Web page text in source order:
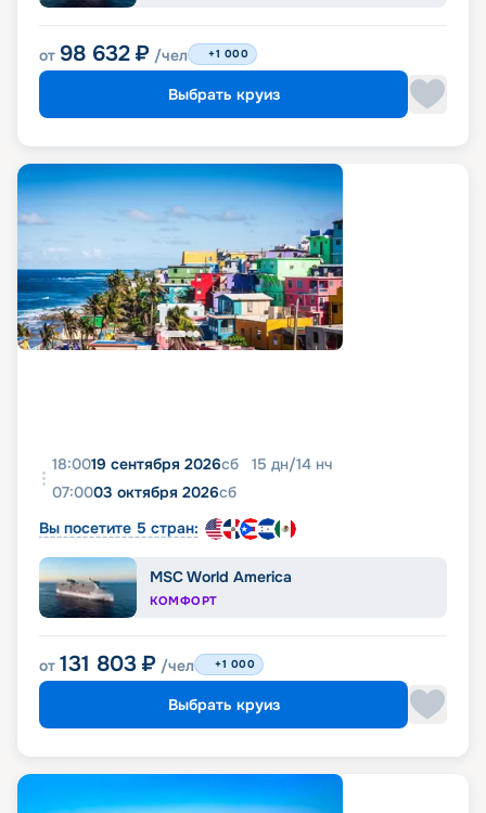
от 98 632 ₽ /чел +1 000
Выбрать круиз
18:0019 сентября 2026сб 15 дн/14 нч
07:0003 октября 2026сб
Вы посетите 5 стран:
MSC World America
КОМФОРТ
от 131 803 ₽ /чел +1 000
Выбрать круиз